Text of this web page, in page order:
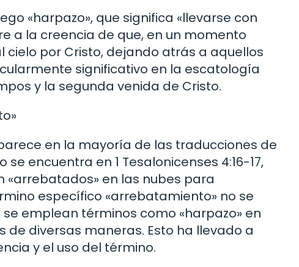
«harpazo», que significa «llevarse con
a la creencia de que, en un momento
por Cristo, dejando atrás a aquellos
significativo en la escatología
y la segunda venida de Cristo.
en la mayoría de las traducciones de
encuentra en 1 Tesalonicenses 4:16-17,
en las nubes para
específico «arrebatamiento» no se
emplean términos como «harpazo» en
diversas maneras. Esto ha llevado a
y el uso del término.